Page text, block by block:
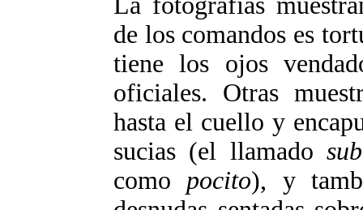
de los comandos es
tiene los ojos
oficiales. Otras
hasta el cuello y
sucias (el llamado
como pocito), y